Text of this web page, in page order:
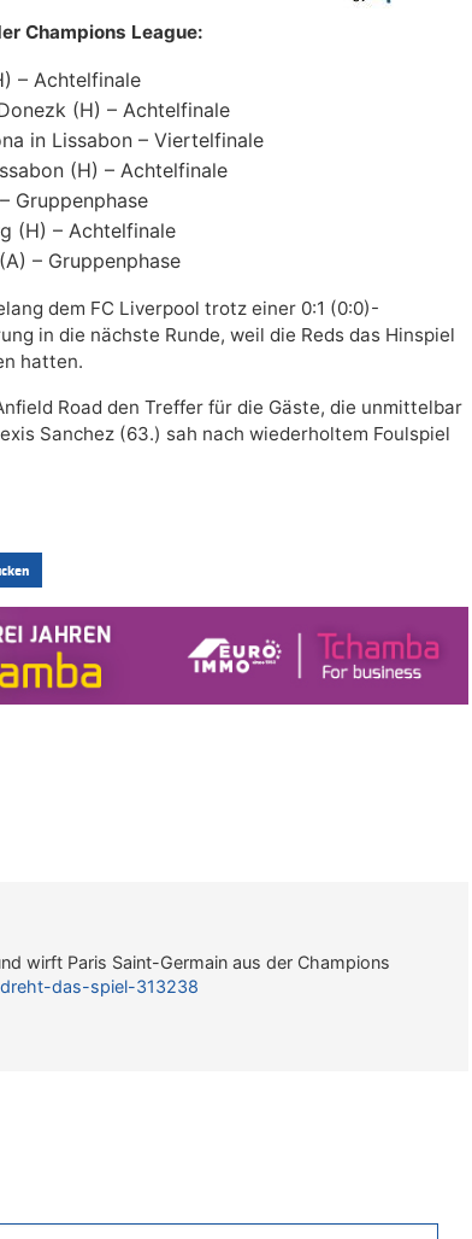
Champions League:
– Achtelfinale
(H) – Achtelfinale
in Lissabon – Viertelfinale
(H) – Achtelfinale
Gruppenphase
(H) – Achtelfinale
– Gruppenphase
dem FC Liverpool trotz einer 0:1 (0:0)-
in die nächste Runde, weil die Reds das Hinspiel
hatten.
Road den Treffer für die Gäste, die unmittelbar
Sanchez (63.) sah nach wiederholtem Foulspiel
wirft Paris Saint-Germain aus der Champions
das-spiel-313238